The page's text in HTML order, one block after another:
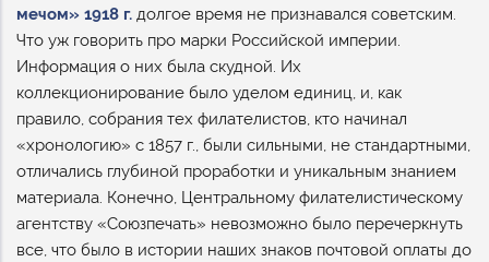
мечом» 1918 г. долгое время не признавался советским.
Что уж говорить про марки Российской империи.
Информация о них была скудной. Их
коллекционирование было уделом единиц, и, как
правило, собрания тех филателистов, кто начинал
«хронологию» с 1857 г., были сильными, не стандартными,
отличались глубиной проработки и уникальным знанием
материала. Конечно, Центральному филателистическому
агентству «Союзпечать» невозможно было перечеркнуть
все, что было в истории наших знаков почтовой оплаты до